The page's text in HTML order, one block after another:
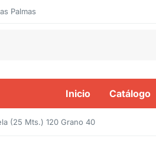
Palmas
Inicio Catálogo
(25 Mts.) 120 Grano 40